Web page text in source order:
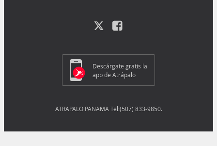
Descárgate gratis la
app de Atrápalo
ATRAPALO PANAMA Tel:(507) 833-9850.